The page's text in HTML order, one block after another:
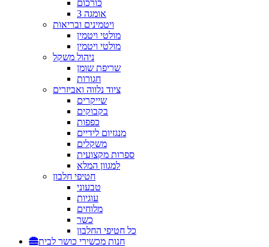
כורכום
אומגה 3
ויטמינים ובריאות
מולטי ויטמין
מולטי ויטמין
ניהול משקל
שריפת שומן
חגורות
ציוד נלווה ואביזרים
שייקרים
בקבוקים
כפפות
מנגזיום לידיים
משקלים
ספרות מקצועית
למגוון המלא
חטיפי חלבון
טבעוני
עוגיות
מלוחים
כשר
כל חטיפי החלבון
חנות מכשירי כושר לבית